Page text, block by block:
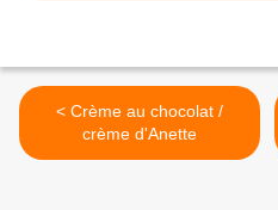
< Crème au chocolat /
crème d'Anette